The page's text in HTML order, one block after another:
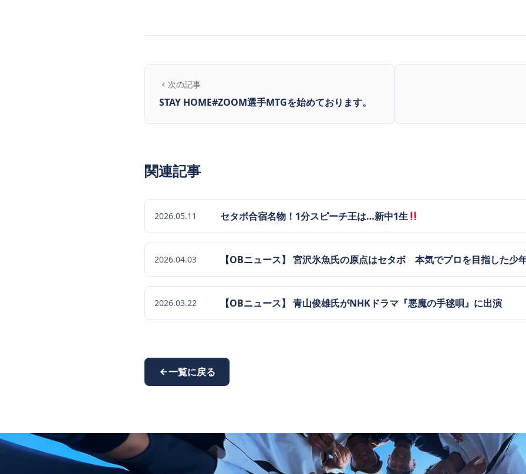
次の記事
STAY HOME#ZOOM選手MTGを始めております。
関連記事
2026.05.11 セタボ合宿名物！1分スピーチ王は…新中1生
2026.04.03 【OBニュース】 宮沢氷魚氏の原点はセタボ 本気でプロを目指した少
2026.03.22 【OBニュース】 青山俊雄氏がNHKドラマ『悪魔の手毬唄』に出演
一覧に戻る